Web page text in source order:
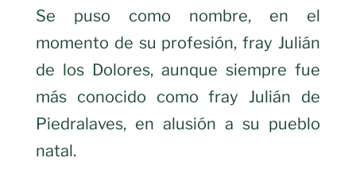
Se puso como nombre, en el
momento de su profesión, fray Julián
de los Dolores, aunque siempre fue
más conocido como fray Julián de
Piedralaves, en alusión a su pueblo
natal.